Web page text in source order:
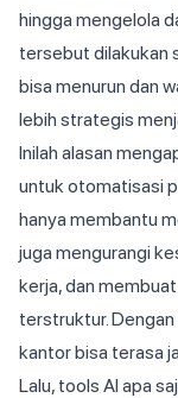
hingga mengelola
tersebut dilakukan
bisa menurun dan
lebih strategis
Inilah alasan
untuk otomatisasi
hanya membantu
juga mengurangi
kerja, dan
terstruktur.
kantor bisa terasa
Lalu, tools AI apa